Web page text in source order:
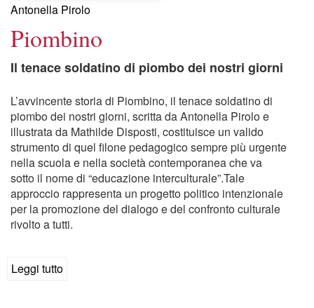
Antonella Pirolo
Piombino
Il tenace soldatino di piombo dei nostri giorni
L’avvincente storia di Piombino, il tenace soldatino di
piombo dei nostri giorni, scritta da Antonella Pirolo e
illustrata da Mathilde Disposti, costituisce un valido
strumento di quel filone pedagogico sempre più urgente
nella scuola e nella società contemporanea che va
sotto il nome di “educazione interculturale”.Tale
approccio rappresenta un progetto politico intenzionale
per la promozione del dialogo e del confronto culturale
rivolto a tutti.
Leggi tutto